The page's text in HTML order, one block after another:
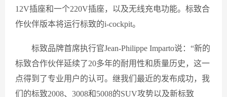
12V插座和一个220V插座，以及无线充电功能。标致合
作伙伴版本将运行标致的i-cockpit。
标致品牌首席执行官Jean-Philippe Imparto说：“新的
标致合作伙伴延续了20多年的耐用性和质量历史，这一
点得到了专业用户的认可。继我们最近的发布成功，我
们的标致2008、3008和5008的SUV攻势以及新标致